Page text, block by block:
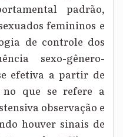
padrão,
femininos e
de controle dos
sexo-gênero-
efetiva a partir de
que se refere a
observação e
houver sinais de